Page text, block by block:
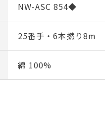
NW-ASC 854◆
25番手・6本撚り8m
綿 100%